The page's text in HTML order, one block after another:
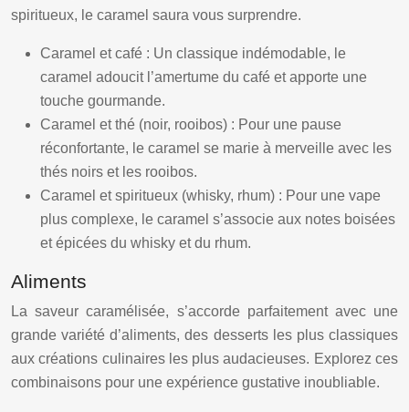
spiritueux, le caramel saura vous surprendre.
Caramel et café : Un classique indémodable, le
caramel adoucit l’amertume du café et apporte une
touche gourmande.
Caramel et thé (noir, rooibos) : Pour une pause
réconfortante, le caramel se marie à merveille avec les
thés noirs et les rooibos.
Caramel et spiritueux (whisky, rhum) : Pour une vape
plus complexe, le caramel s’associe aux notes boisées
et épicées du whisky et du rhum.
Aliments
La saveur caramélisée, s’accorde parfaitement avec une
grande variété d’aliments, des desserts les plus classiques
aux créations culinaires les plus audacieuses. Explorez ces
combinaisons pour une expérience gustative inoubliable.